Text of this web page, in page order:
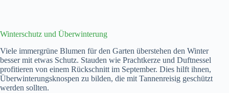
Winterschutz und Überwinterung
Viele immergrüne Blumen für den Garten überstehen den Winter
besser mit etwas Schutz. Stauden wie Prachtkerze und Duftnessel
profitieren von einem Rückschnitt im September. Dies hilft ihnen,
Überwinterungsknospen zu bilden, die mit Tannenreisig geschützt
werden sollten.